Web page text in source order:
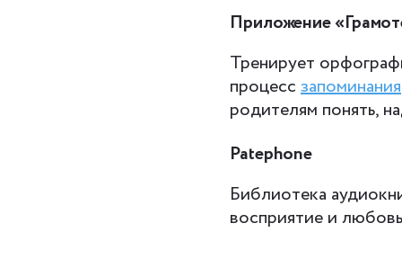
Приложение
Тренирует
процесс запоминания
родителям понять,
Patephone
Библиотека
восприятие и